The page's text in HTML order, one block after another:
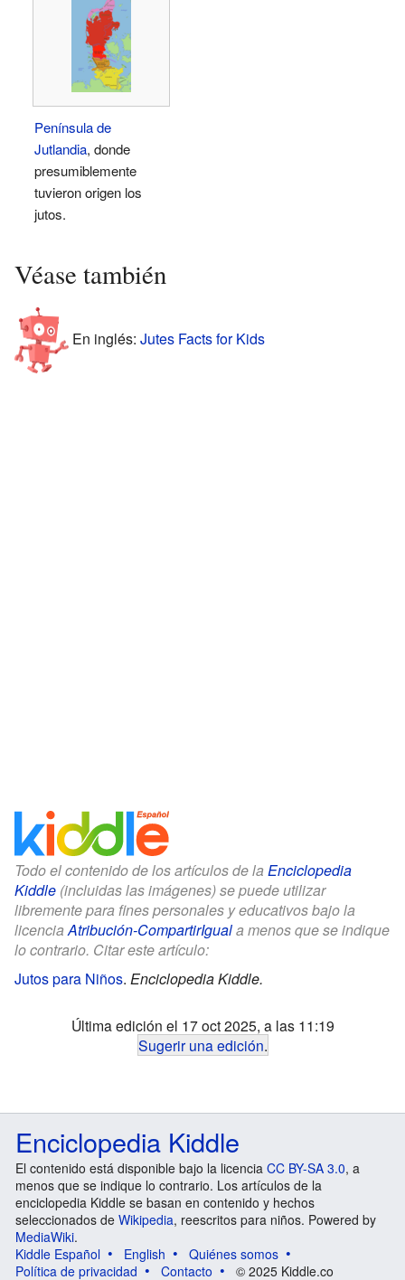
Península de
Jutlandia, donde
presumiblemente
tuvieron origen los
jutos.
Véase también
En inglés: Jutes Facts for Kids
Todo el contenido de los artículos de la Enciclopedia
Kiddle (incluidas las imágenes) se puede utilizar
libremente para fines personales y educativos bajo la
licenciaAtribución-CompartirIguala menos que se indique
lo contrario. Citar este artículo:
Jutos para Niños. Enciclopedia Kiddle.
Última edición el 17 oct 2025, a las 11:19
Sugerir una edición.
Enciclopedia Kiddle
El contenido está disponible bajo la licencia CC BY-SA 3.0, a
menos que se indique lo contrario. Los artículos de la
enciclopedia Kiddle se basan en contenido y hechos
seleccionados de Wikipedia, reescritos para niños. Powered by
MediaWiki.
Kiddle Español
English
Quiénes somos
Política de privacidad
Contacto © 2025 Kiddle.co